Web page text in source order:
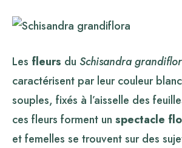
Les fleurs du Schisandra
caractérisent par leur couleur
souples, fixés à l’aisselle des
ces fleurs forment un spectacle
et femelles se trouvent sur des